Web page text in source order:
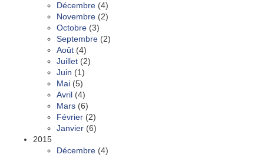
Décembre (4)
Novembre (2)
Octobre (3)
Septembre (2)
Août (4)
Juillet (2)
Juin (1)
Mai (5)
Avril (4)
Mars (6)
Février (2)
Janvier (6)
2015
Décembre (4)